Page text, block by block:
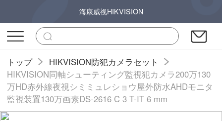
海康威视HIKVISION
トップ
HIKVISION防犯カメラセット
HIKVISION同軸シューティング監視犯カメラ200万130
万HD赤外線夜視シミミュレショウ屋外防水AHDモニタ
監視装置130万画素DS-2616 C 3 T-IT 6 mm